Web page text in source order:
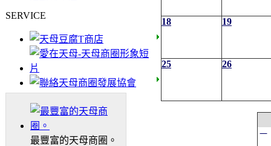
SERVICE
最豐富的天母商圈。
18 19
25 26
一